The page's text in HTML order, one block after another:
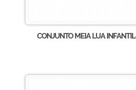
CONJUNTO MEIA LUA